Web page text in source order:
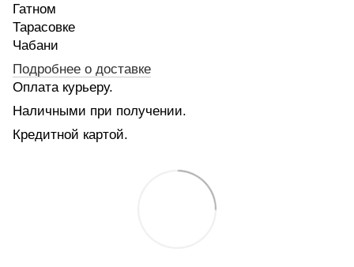
Гатном
Тарасовке
Чабани
Подробнее о доставке
Оплата курьеру.
Наличными при получении.
Кредитной картой.